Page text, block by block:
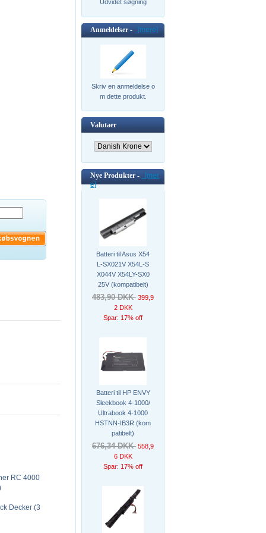
RC 4000
Decker (3
Udvidet søgning
Anmeldelser - [mere]
Skriv en anmeldelse o
m dette produkt.
Valutaer
Nye Produkter -
[mer
e]
Batteri til Asus X54
L-SX021V X54L-S
X044V X54LY-SX0
25V (kompatibelt)
483,90 DKK 399,9
2 DKK
Spar: 17% off
Batteri til HP ENVY
Sleekbook 4-1000/
Ultrabook 4-1000
HSTNN-IB3R (kom
patibelt)
676,34 DKK 558,9
6 DKK
Spar: 17% off